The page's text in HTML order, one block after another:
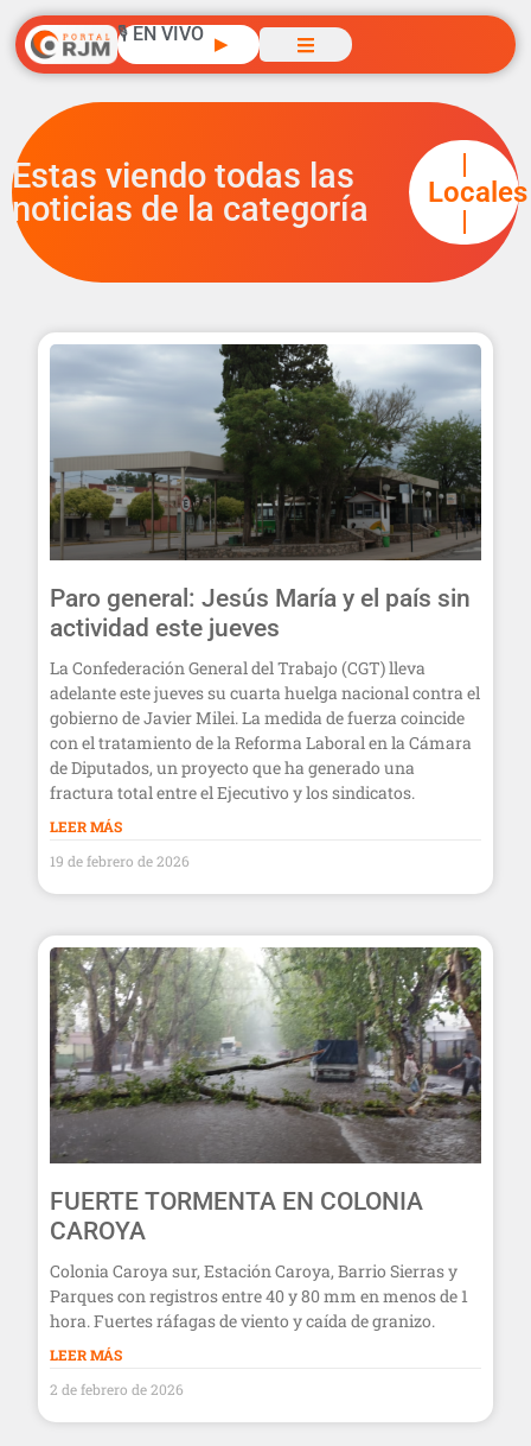
🎙️ EN VIVO ▶
Estas viendo todas las
noticias de la categoría
|
Locales
|
Paro general: Jesús María y el país sin
actividad este jueves
La Confederación General del Trabajo (CGT) lleva
adelante este jueves su cuarta huelga nacional contra el
gobierno de Javier Milei. La medida de fuerza coincide
con el tratamiento de la Reforma Laboral en la Cámara
de Diputados, un proyecto que ha generado una
fractura total entre el Ejecutivo y los sindicatos.
LEER MÁS
19 de febrero de 2026
FUERTE TORMENTA EN COLONIA
CAROYA
Colonia Caroya sur, Estación Caroya, Barrio Sierras y
Parques con registros entre 40 y 80 mm en menos de 1
hora. Fuertes ráfagas de viento y caída de granizo.
LEER MÁS
2 de febrero de 2026